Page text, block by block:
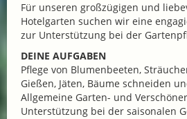
Für unseren großzügigen und
Hotelgarten suchen wir eine
zur Unterstützung bei der
DEINE AUFGABEN
Pflege von Blumenbeeten,
Gießen, Jäten, Bäume schneiden
Allgemeine Garten- und
Unterstützung bei der saisonalen